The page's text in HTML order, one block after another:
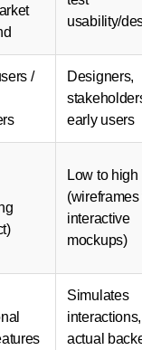
and market
Real users /
adopters
(working
functional
core features